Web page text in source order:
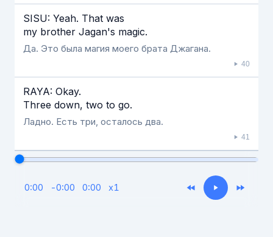
SISU: Yeah. That was
my brother Jagan's magic.
Да. Это была магия моего брата Джагана.
40
RAYA: Okay.
Three down, two to go.
Ладно. Есть три, осталось два.
41
0:00 -0:00 0:00 x1